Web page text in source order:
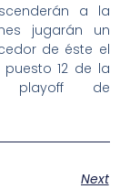
a la
jugarán un
de éste el
12 de la
de
Next